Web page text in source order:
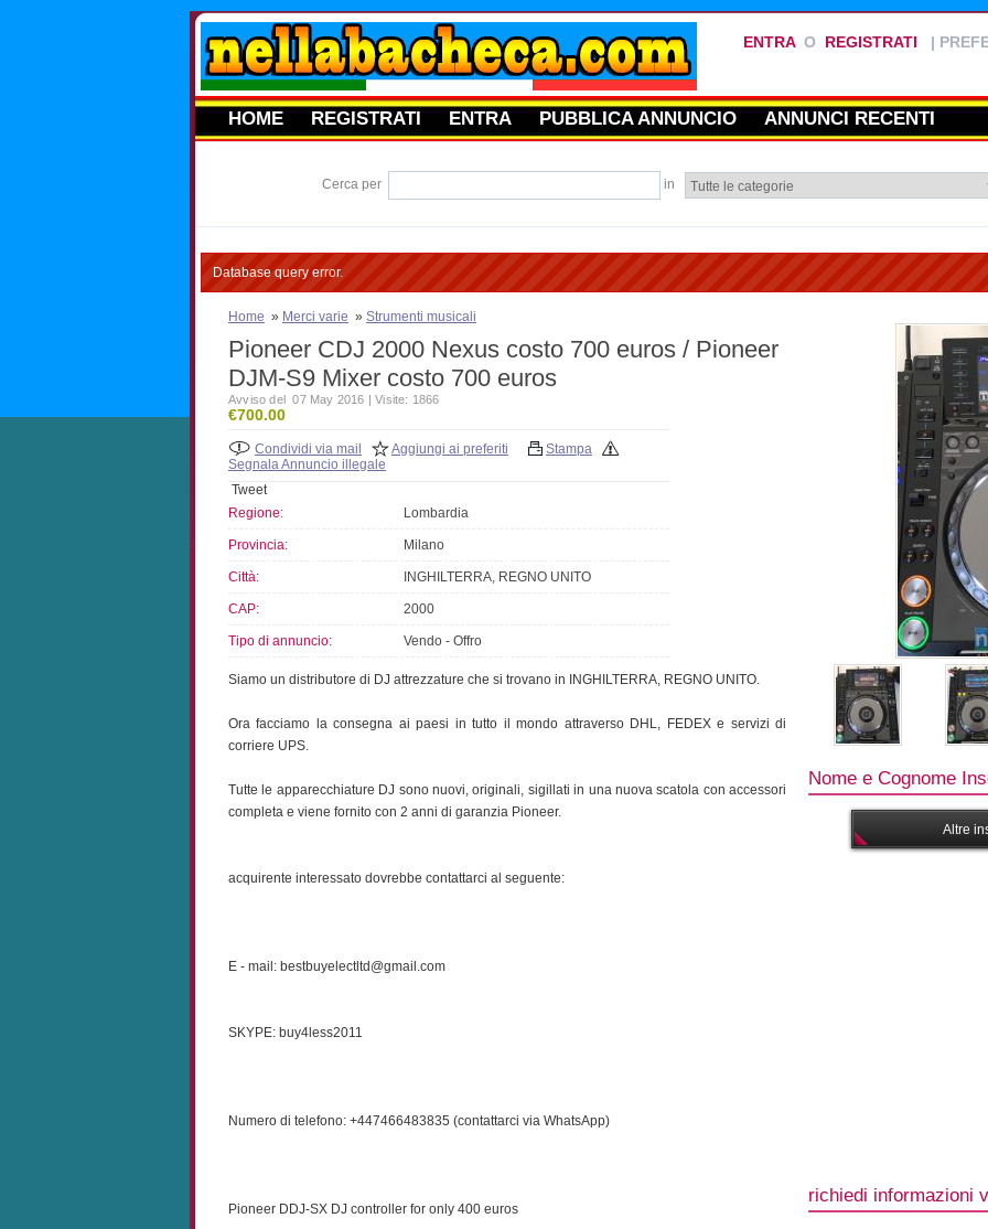
ENTRAO REGISTRATI |
HOME REGISTRATI ENTRA PUBBLICA ANNUNCIO ANNUNCI RECENTI
Cerca per in
Database query error.
Home » Merci varie » Strumenti musicali
Pioneer CDJ 2000 Nexus costo 700 euros / Pioneer
DJM-S9 Mixer costo 700 euros
Avviso del 07 May 2016 | Visite: 1866
€700.00
Condividi via mail Aggiungi ai preferiti
Stampa
Segnala Annuncio illegale
Tweet
Regione:
Lombardia
Provincia: Milano
Città: INGHILTERRA, REGNO UNITO
CAP: 2000
Tipo di annuncio: Vendo - Offro
Siamo un distributore di DJ attrezzature che si trovano in INGHILTERRA, REGNO UNITO.
Ora facciamo la consegna ai paesi in tutto il mondo attraverso DHL, FEDEX e servizi di
corriere UPS.
Tutte le apparecchiature DJ sono nuovi, originali, sigillati in una nuova scatola con accessori
completa e viene fornito con 2 anni di garanzia Pioneer.
acquirente interessato dovrebbe contattarci al seguente:
E - mail: bestbuyelectltd@gmail.com
SKYPE: buy4less2011
Numero di telefono: +447466483835 (contattarci via WhatsApp)
Pioneer DDJ-SX DJ controller for only 400 euros
Nome e Cognome
Altre
richiedi informazioni